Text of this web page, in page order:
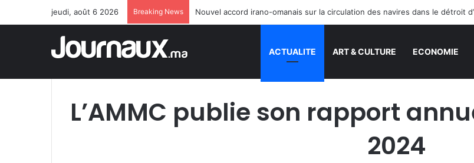
jeudi, août 6 2026 Breaking News Nouvel accord irano-omanais sur la circulation des navires dans le détroit
ACTUALITE ART & CULTURE ECONOMIE
L’AMMC publie son rapport
2024